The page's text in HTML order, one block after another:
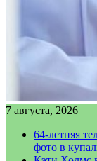
7 августа, 2026
64-летняя
фото в